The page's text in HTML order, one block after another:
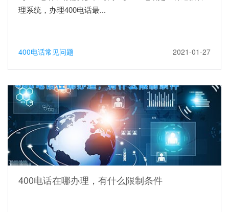
理系统，办理400电话最...
400电话常见问题 2021-01-27
400电话在哪办理，有什么限制条件